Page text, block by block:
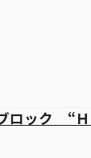
ロック “